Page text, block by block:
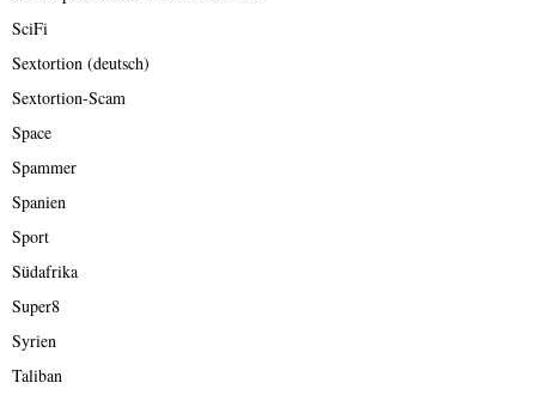
SciFi
Sextortion (deutsch)
Sextortion-Scam
Space
Spammer
Spanien
Sport
Südafrika
Super8
Syrien
Taliban